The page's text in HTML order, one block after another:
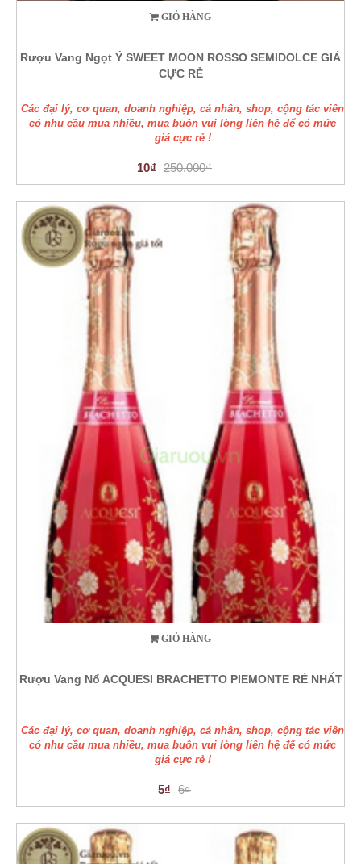
GIỎ HÀNG
Rượu Vang Ngọt Ý SWEET MOON ROSSO SEMIDOLCE GIÁ
CỰC RẺ
Các đại lý, cơ quan, doanh nghiệp, cá nhân, shop, cộng tác viên
có nhu cầu mua nhiều, mua buôn vui lòng liên hệ để có mức
giá cực rẻ !
10₫ 250.000₫
GIỎ HÀNG
Rượu Vang Nổ ACQUESI BRACHETTO PIEMONTE RẺ NHẤT
Các đại lý, cơ quan, doanh nghiệp, cá nhân, shop, cộng tác viên
có nhu cầu mua nhiều, mua buôn vui lòng liên hệ để có mức
giá cực rẻ !
5₫ 6₫